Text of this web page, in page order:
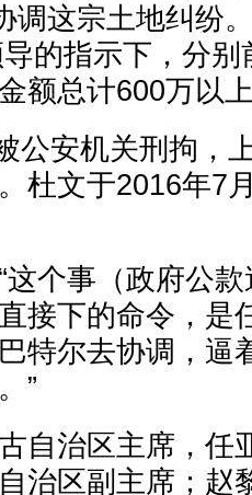
调这宗土地纠纷
的指示下，分
额总计600万以
公安机关刑拘，
杜文于2016年7
这个事（政府公
接下的命令，是
特尔去协调，逼
”
自治区主席，任
治区副主席；赵